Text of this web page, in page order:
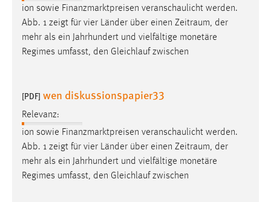
ion sowie Finanzmarktpreisen veranschaulicht werden.
Abb. 1 zeigt für vier Länder über einen Zeitraum, der
mehr als ein Jahrhundert und vielfältige monetäre
Regimes umfasst, den Gleichlauf zwischen
[PDF] wen diskussionspapier33
Relevanz:
ion sowie Finanzmarktpreisen veranschaulicht werden.
Abb. 1 zeigt für vier Länder über einen Zeitraum, der
mehr als ein Jahrhundert und vielfältige monetäre
Regimes umfasst, den Gleichlauf zwischen